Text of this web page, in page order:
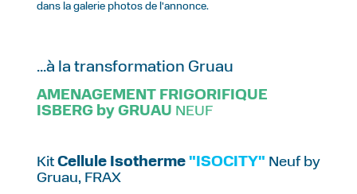
dans la galerie photos de l'annonce.
...à la transformation Gruau
AMENAGEMENT FRIGORIFIQUE
ISBERG by GRUAU NEUF
KitCellule Isotherme"ISOCITY" Neuf by
Gruau, FRAX